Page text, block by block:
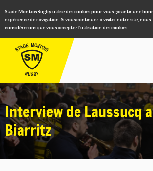
Stade Montois Rugby utilise des cookies pour vous garantir une
expérience de navigation. Si vous continuez à visiter notre site, nous
considérerons que vous acceptez l'utilisation des cookies.
Interview de Laussucq
Biarritz